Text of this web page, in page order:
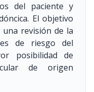
del paciente y
El objetivo
revisión de la
de riesgo del
posibilidad de
de origen